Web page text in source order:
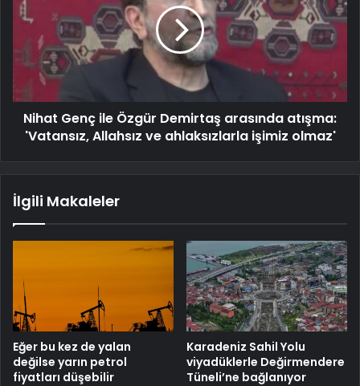
Nihat Genç ile Özgür Demirtaş arasında atışma:
'Vatansız, Allahsız ve ahlaksızlarla işimiz olmaz'
İlgili Makaleler
Eğer bu kez de yalan
değilse yarın petrol
fiyatları düşebilir
Karadeniz Sahil Yolu
viyadüklerle Değirmendere
Tüneli’ne bağlanıyor